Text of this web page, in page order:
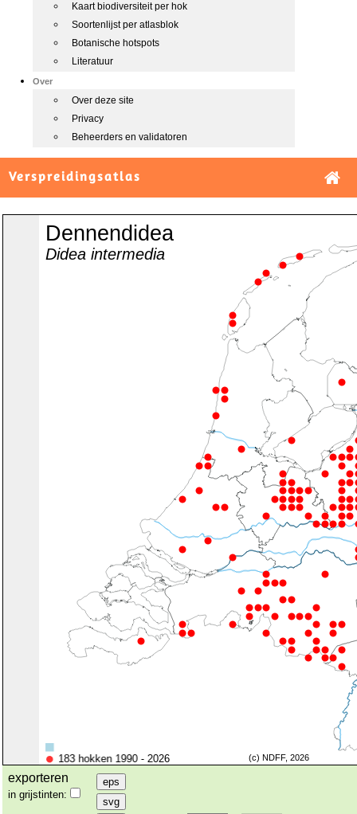
Kaart biodiversiteit per hok
Soortenlijst per atlasblok
Botanische hotspots
Literatuur
Over
Over deze site
Privacy
Beheerders en validatoren
Verspreidingsatlas